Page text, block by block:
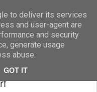
to deliver its services
and user-agent are
and security
generate usage
abuse.
GOT IT
Live, Love,